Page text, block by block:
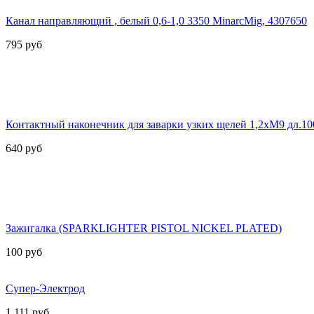
Канал направляющий , белый 0,6-1,0 3350 MinarcMig, 4307650
795 руб
Контактный наконечник для заварки узких щелей 1,2хМ9
640 руб
Зажигалка (SPARKLIGHTER PISTOL NICKEL PLATED)
100 руб
Супер-Электрод